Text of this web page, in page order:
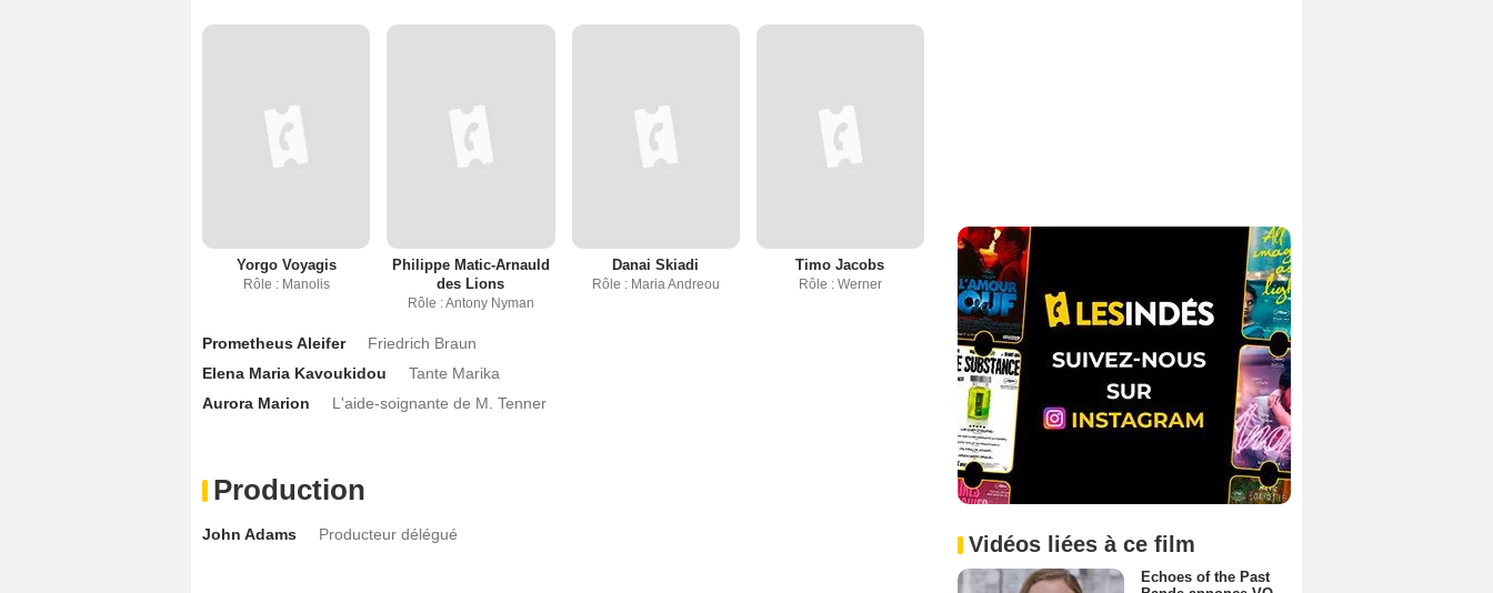
Yorgo Voyagis
Rôle : Manolis
Philippe Matic-Arnauld
des Lions
Rôle : Antony Nyman
Danai Skiadi
Rôle : Maria Andreou
Timo Jacobs
Rôle : Werner
Prometheus Aleifer
Friedrich Braun
Elena Maria Kavoukidou
Tante Marika
Aurora Marion
L'aide-soignante de M. Tenner
Production
John Adams Producteur délégué Vidéos liées à ce film
Echoes of the Past